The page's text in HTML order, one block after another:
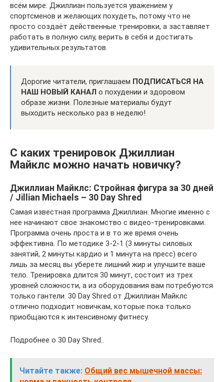
всём мире. Джиллиан пользуется уважением у
спортсменов и желающих похудеть, потому что не
просто создаёт действенные тренировки, а заставляет
работать в полную силу, верить в себя и достигать
удивительных результатов.
Дорогие читатели, приглашаем ПОДПИСАТЬСЯ НА
НАШ НОВЫЙ КАНАЛ о похудении и здоровом
образе жизни. Полезные материалы будут
выходить несколько раз в неделю!
С каких тренировок Джиллиан
Майклс можно начать новичку?
Джиллиан Майклс: Стройная фигура за 30 дней
/ Jillian Michaels – 30 Day Shred
Самая известная программа Джиллиан. Многие именно с
нее начинают свое знакомство с видео-тренировками.
Программа очень проста и в то же время очень
эффективна. По методике 3-2-1 (3 минуты силовых
занятий, 2 минуты кардио и 1 минута на пресс) всего
лишь за месяц вы уберете лишний жир и улучшите ваше
тело. Тренировка длится 30 минут, состоит из трех
уровней сложности, а из оборудования вам потребуются
только гантели. 30 Day Shred от Джиллиан Майклс
отлично подходит новичкам, которые пока только
приобщаются к интенсивному фитнесу.
Подробнее о 30 Day Shred..
Читайте также: Общий вес мышечной массы: